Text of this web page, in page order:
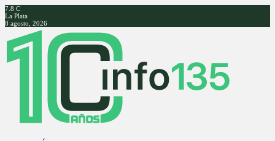
7.8 C
La Plata
8 agosto, 2026
Facebook
Twitter
Instagram
Youtube